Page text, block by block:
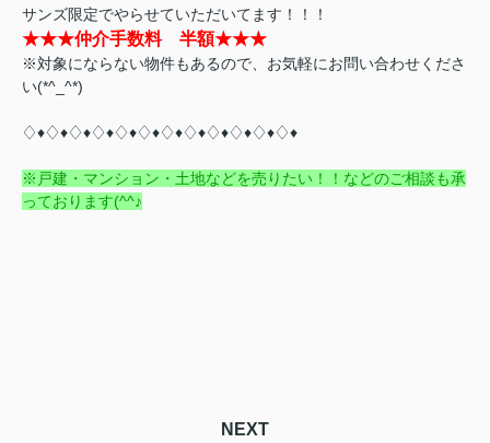
サンズ限定でやらせていただいてます！！！
★★★仲介手数料 半額★★★
※対象にならない物件もあるので、お気軽にお問い合わせくださ
い(*^_^*)
♢♦♢♦♢♦♢♦♢♦♢♦♢♦♢♦♢♦♢♦♢♦♢♦
※戸建・マンション・土地などを売りたい！！などのご相談も承
っております(^^♪
NEXT